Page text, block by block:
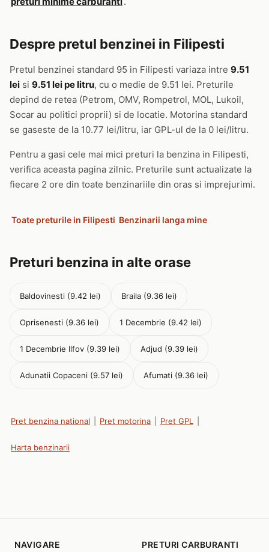
Despre pretul benzinei in Filipesti
Pretul benzinei standard 95 in Filipesti variaza intre 9.51
lei si 9.51 lei pe litru, cu o medie de 9.51 lei. Preturile
depind de retea (Petrom, OMV, Rompetrol, MOL, Lukoil,
Socar au politici proprii) si de locatie. Motorina standard
se gaseste de la 10.77 lei/litru, iar GPL-ul de la 0 lei/litru.
Pentru a gasi cele mai mici preturi la benzina in Filipesti,
verifica aceasta pagina zilnic. Preturile sunt actualizate la
fiecare 2 ore din toate benzinariile din oras si imprejurimi.
Toate preturile in Filipesti Benzinarii langa mine
Preturi benzina in alte orase
Baldovinesti (9.42 lei) Braila (9.36 lei)
Oprisenesti (9.36 lei) 1 Decembrie (9.42 lei)
1 Decembrie Ilfov (9.39 lei) Adjud (9.39 lei)
Adunatii Copaceni (9.57 lei) Afumati (9.36 lei)
Pret benzina national Pret motorina Pret GPL
Harta benzinarii
NAVIGARE PRETURI CARBURANTI